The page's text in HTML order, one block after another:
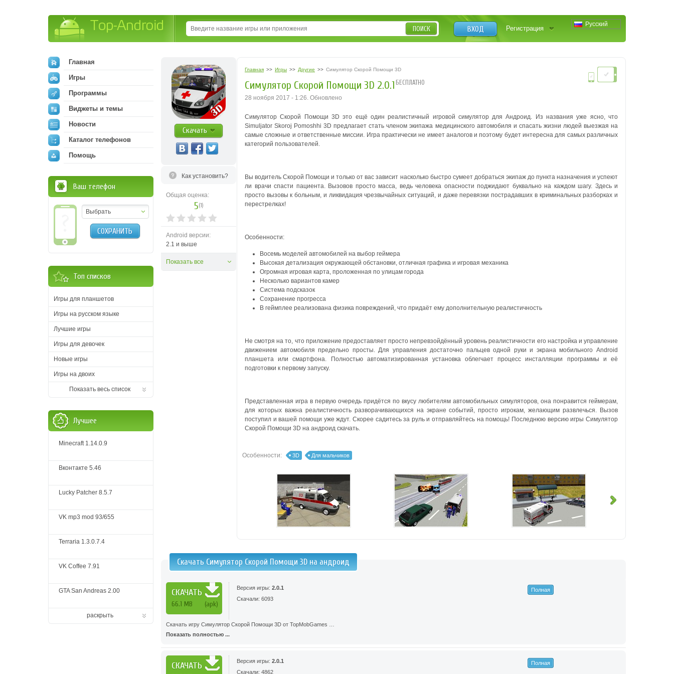
Русский
ВХОД Регистрация
ПОИСК
Скачать
Как установить?
Общая оценка:
5(1)
Android версии:
2.1 и выше
Показать все
Главная >> Игры >> Другие >> Симулятор Скорой Помощи 3D
Симулятор Скорой Помощи 3D 2.0.1 БЕСПЛАТНО
28 ноября 2017 - 1:26. Обновлено
Симулятор Скорой Помощи 3D это ещё один реалистичный игровой симулятор для Андроид. Из названия уже ясно, что
Simuljator Skoroj Pomoshhi 3D предлагает стать членом экипажа медицинского автомобиля и спасать жизни людей выезжая на
самые сложные и ответственные миссии. Игра практически не имеет аналогов и поэтому будет интересна для самых различных
категорий пользователей.
Вы водитель Скорой Помощи и только от вас зависит насколько быстро сумеет добраться экипаж до пункта назначения и успеют
ли врачи спасти пациента. Вызовов просто масса, ведь человека опасности поджидают буквально на каждом шагу. Здесь и
просто вызовы к больным, и ликвидация чрезвычайных ситуаций, и даже перевязки пострадавших в криминальных разборках и
перестрелках!
Особенности:
Восемь моделей автомобилей на выбор геймера
Высокая детализация окружающей обстановки, отличная графика и игровая механика
Огромная игровая карта, проложенная по улицам города
Несколько вариантов камер
Система подсказок
Сохранение прогресса
В геймплее реализована физика повреждений, что придаёт ему дополнительную реалистичность
Не смотря на то, что приложение предоставляет просто непревзойдённый уровень реалистичности его настройка и управление
движением автомобиля предельно просты. Для управления достаточно пальцев одной руки и экрана мобильного Android
планшета или смартфона. Полностью автоматизированная установка облегчает процесс инсталляции программы и её
подготовки к первому запуску.
Представленная игра в первую очередь придётся по вкусу любителям автомобильных симуляторов, она понравится геймерам,
для которых важна реалистичность разворачивающихся на экране событий, просто игрокам, желающим развлечься. Вызов
поступил и вашей помощи уже ждут. Скорее садитесь за руль и отправляйтесь на помощь! Последнюю версию игры Симулятор
Скорой Помощи 3D на андроид скачать.
Особенности: 3D Для мальчиков
Скачать Симулятор Скорой Помощи 3D на андроид
СКАЧАТЬ
66.1 MB (apk)
Версия игры: 2.0.1
Скачали: 6093
Полная
Скачать игру Симулятор Скорой Помощи 3D от TopMobGames …
Показать полностью ...
СКАЧАТЬ Версия игры: 2.0.1
Скачали: 4862
Полная
Главная
Игры
Программы
Виджеты и темы
Новости
Каталог телефонов
Помощь
Ваш телефон
Выбрать
СОХРАНИТЬ
Топ списков
Игры для планшетов
Игры на русском языке
Лучшие игры
Игры для девочек
Новые игры
Игры на двоих
Показать весь список
Лучшее
Minecraft 1.14.0.9
Вконтакте 5.46
Lucky Patcher 8.5.7
VK mp3 mod 93/655
Terraria 1.3.0.7.4
VK Coffee 7.91
GTA San Andreas 2.00
раскрыть